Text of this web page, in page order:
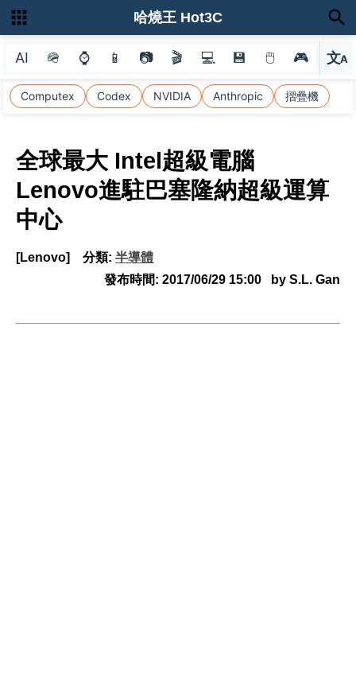
AI 🪖 ⌚ 📱 📷 🎬 💻 💾 🖱 🎮 文A
選
Computex Codex NVIDIA Anthropic 摺疊機
哈燒王 Hot3C
全球最大 Intel超級電腦
Lenovo進駐巴塞隆納超級運算
中心
[Lenovo] 分類: 半導體
發布時間: 2017/06/29 15:00 by S.L. Gan